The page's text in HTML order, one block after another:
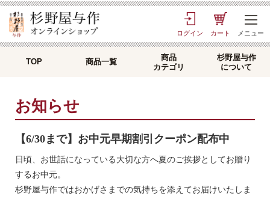
ログイン カート メニュー
TOP 商品一覧
商品
カテゴリ
杉野屋与作
について
TOP > お知らせ
お知らせ
【6/30まで】お中元早期割引クーポン配布中
日頃、お世話になっている大切な方へ夏のご挨拶としてお贈り
するお中元。
杉野屋与作ではおかげさまでの気持ちを添えてお届けいたしま